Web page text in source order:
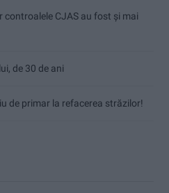
controalele CJAS au fost și mai
de 30 de ani
de primar la refacerea străzilor!